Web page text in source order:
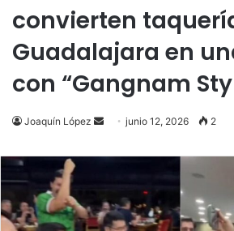
convierten
Guadalajara en
con “Gangnam
Joaquín López
Send
email
junio 12, 2026 2